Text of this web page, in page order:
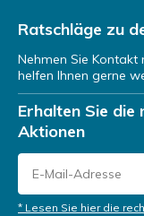
Ratschläge zu
Nehmen Sie
helfen Ihnen gerne
Erhalten Sie die
Aktionen
* Lesen Sie hier die